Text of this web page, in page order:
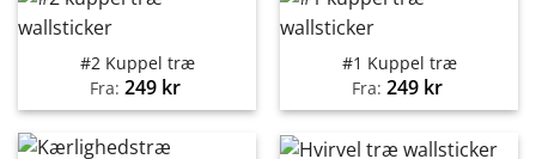
#2 Kuppel træ
Fra: 249 kr
#1 Kuppel træ
Fra: 249 kr